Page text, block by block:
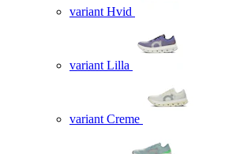
variant Hvid
variant Lilla
variant Creme